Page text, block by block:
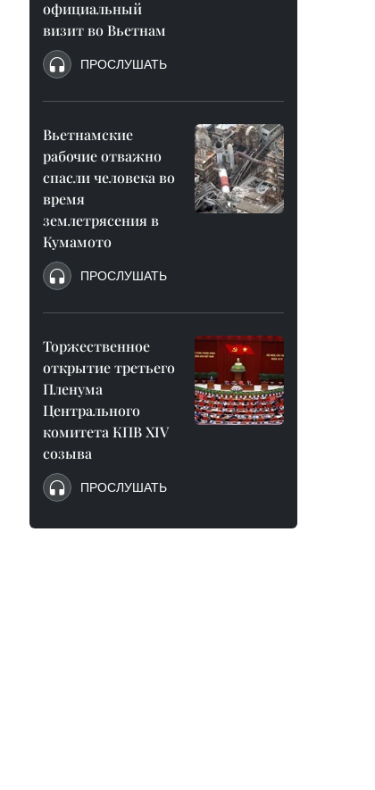
официальный
визит во Вьетнам
ПРОСЛУШАТЬ
Вьетнамские
рабочие отважно
спасли человека во
время
землетрясения в
Кумамото
ПРОСЛУШАТЬ
Торжественное
открытие третьего
Пленума
Центрального
комитета КПВ XIV
созыва
ПРОСЛУШАТЬ